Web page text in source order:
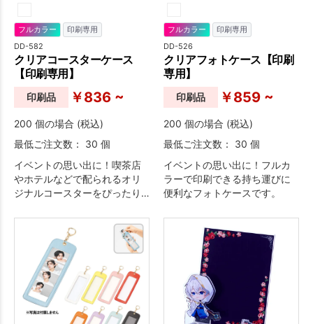
フルカラー 印刷専用
DD-582
クリアコースターケース
【印刷専用】
印刷品 ￥836 ~
200 個の場合 (税込)
最低ご注文数： 30 個
イベントの思い出に！喫茶店
やホテルなどで配られるオリ
ジナルコースターをぴったり
スです。
フルカラー 印刷専用
DD-526
クリアフォトケース【印刷
専用】
印刷品 ￥859 ~
200 個の場合 (税込)
最低ご注文数： 30 個
イベントの思い出に！フルカ
ラーで印刷できる持ち運びに
便利なフォトケースです。